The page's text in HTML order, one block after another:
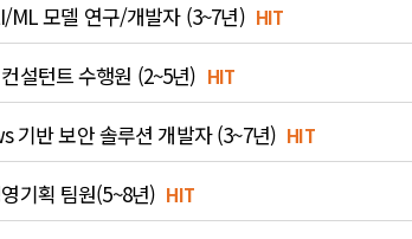
ML 모델 연구/개발자 (3~7년) HIT
설턴트 수행원 (2~5년) HIT
반 보안 솔루션 개발자 (3~7년) HIT
기획 팀원(5~8년) HIT